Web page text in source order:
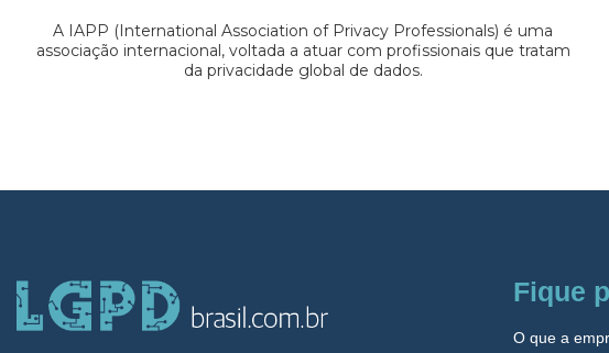
A IAPP (International Association of Privacy Professionals) é uma
associação internacional, voltada a atuar com profissionais que tratam
da privacidade global de dados.
Fique
O que a